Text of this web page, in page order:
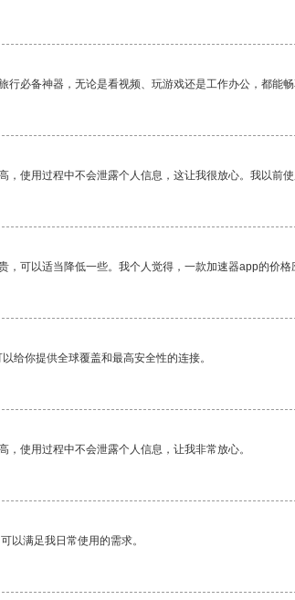
行必备神器，无论是看视频、玩游戏还是工作办公，都能
，使用过程中不会泄露个人信息，这让我很放心。我以前
，可以适当降低一些。我个人觉得，一款加速器app的价格
给你提供全球覆盖和最高安全性的连接。
，使用过程中不会泄露个人信息，让我非常放心。
以满足我日常使用的需求。